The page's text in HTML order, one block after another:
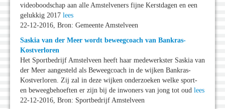
videoboodschap aan alle Amstelveners fijne Kerstdagen en een
gelukkig 2017 lees
22-12-2016, Bron: Gemeente Amstelveen
Saskia van der Meer wordt beweegcoach van Bankras-
Kostverloren
Het Sportbedrijf Amstelveen heeft haar medewerkster Saskia van
der Meer aangesteld als Beweegcoach in de wijken Bankras-
Kostverloren. Zij zal in deze wijken onderzoeken welke sport-
en beweegbehoeften er zijn bij de inwoners van jong tot oud lees
22-12-2016, Bron: Sportbedrijf Amstelveen